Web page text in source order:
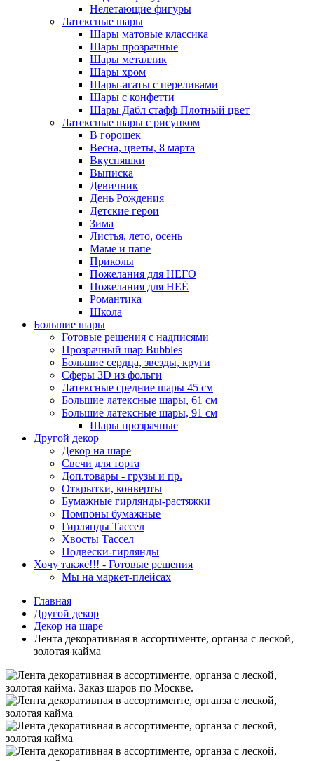
Нелетающие фигуры
Латексные шары
Шары матовые классика
Шары прозрачные
Шары металлик
Шары хром
Шары-агаты с переливами
Шары с конфетти
Шары Дабл стафф Плотный цвет
Латексные шары с рисунком
В горошек
Весна, цветы, 8 марта
Вкусняшки
Выписка
Девичник
День Рождения
Детские герои
Зима
Листья, лето, осень
Маме и папе
Приколы
Пожелания для НЕГО
Пожелания для НЕЁ
Романтика
Школа
Большие шары
Готовые решения с надписями
Прозрачный шар Bubbles
Большие сердца, звезды, круги
Сферы 3D из фольги
Латексные средние шары 45 см
Большие латексные шары, 61 см
Большие латексные шары, 91 см
Шары прозрачные
Другой декор
Декор на шаре
Свечи для торта
Доп.товары - грузы и пр.
Открытки, конверты
Бумажные гирлянды-растяжки
Помпоны бумажные
Гирлянды Тассел
Хвосты Тассел
Подвески-гирлянды
Хочу также!!! - Готовые решения
Мы на маркет-плейсах
Главная
Другой декор
Декор на шаре
Лента декоративная в ассортименте, органза с леской,
золотая кайма